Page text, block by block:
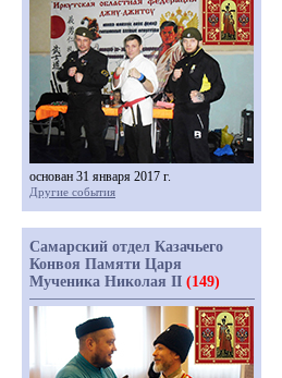
основан 31 января 2017 г.
Другие события
Самарский отдел Казачьего
Конвоя Памяти Царя
Мученика Николая II (149)